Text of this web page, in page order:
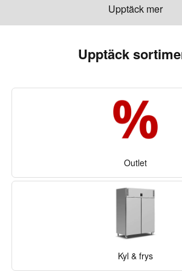
Upptäck mer
Upptäck
Outlet
Kyl & frys